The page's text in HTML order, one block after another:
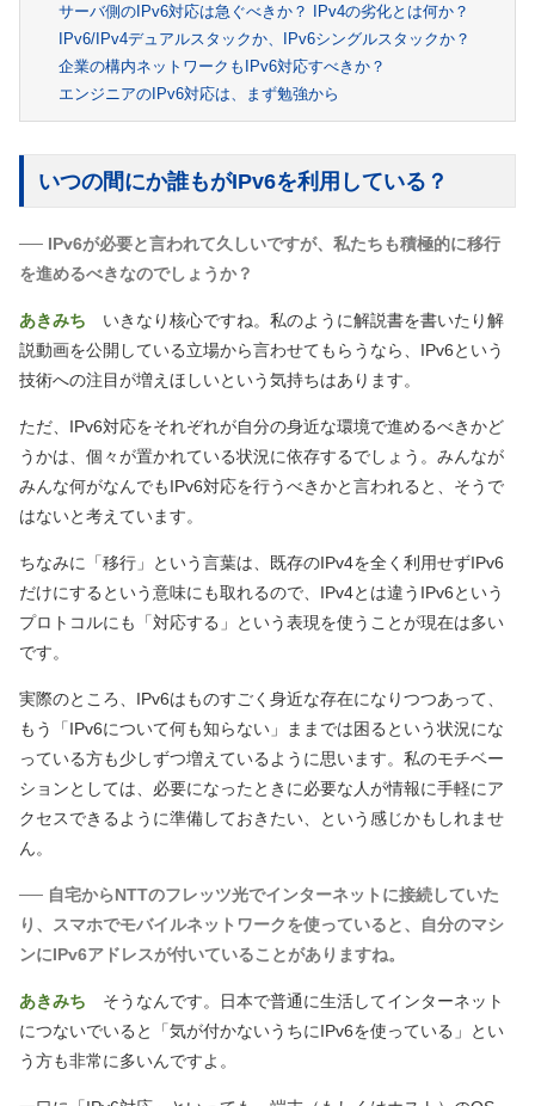
サーバ側のIPv6対応は急ぐべきか？ IPv4の劣化とは何か？
IPv6/IPv4デュアルスタックか、IPv6シングルスタックか？
企業の構内ネットワークもIPv6対応すべきか？
エンジニアのIPv6対応は、まず勉強から
いつの間にか誰もがIPv6を利用している？
── IPv6が必要と言われて久しいですが、私たちも積極的に移行
を進めるべきなのでしょうか？
あきみち いきなり核心ですね。私のように解説書を書いたり解
説動画を公開している立場から言わせてもらうなら、IPv6という
技術への注目が増えほしいという気持ちはあります。
ただ、IPv6対応をそれぞれが自分の身近な環境で進めるべきかど
うかは、個々が置かれている状況に依存するでしょう。みんなが
みんな何がなんでもIPv6対応を行うべきかと言われると、そうで
はないと考えています。
ちなみに「移行」という言葉は、既存のIPv4を全く利用せずIPv6
だけにするという意味にも取れるので、IPv4とは違うIPv6という
プロトコルにも「対応する」という表現を使うことが現在は多い
です。
実際のところ、IPv6はものすごく身近な存在になりつつあって、
もう「IPv6について何も知らない」ままでは困るという状況にな
っている方も少しずつ増えているように思います。私のモチベー
ションとしては、必要になったときに必要な人が情報に手軽にア
クセスできるように準備しておきたい、という感じかもしれませ
ん。
── 自宅からNTTのフレッツ光でインターネットに接続していた
り、スマホでモバイルネットワークを使っていると、自分のマシ
ンにIPv6アドレスが付いていることがありますね。
あきみち そうなんです。日本で普通に生活してインターネット
につないでいると「気が付かないうちにIPv6を使っている」とい
う方も非常に多いんですよ。